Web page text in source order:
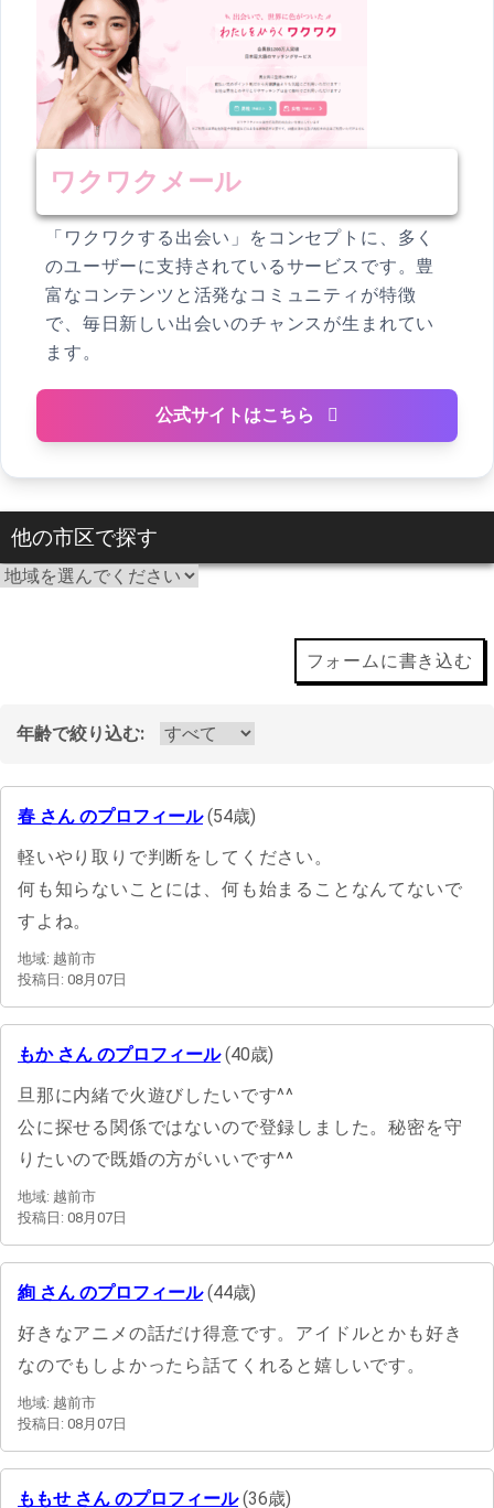
ワクワクメール
「ワクワクする出会い」をコンセプトに、多く
のユーザーに支持されているサービスです。豊
富なコンテンツと活発なコミュニティが特徴
で、毎日新しい出会いのチャンスが生まれてい
ます。
公式サイトはこちら
他の市区で探す
フォームに書き込む
年齢で絞り込む:
春 さん のプロフィール(54歳)
軽いやり取りで判断をしてください。
何も知らないことには、何も始まることなんてないで
すよね。
地域: 越前市
投稿日: 08月07日
もか さん のプロフィール(40歳)
旦那に内緒で火遊びしたいです^^
公に探せる関係ではないので登録しました。秘密を守
りたいので既婚の方がいいです^^
地域: 越前市
投稿日: 08月07日
絢 さん のプロフィール(44歳)
好きなアニメの話だけ得意です。アイドルとかも好き
なのでもしよかったら話てくれると嬉しいです。
地域: 越前市
投稿日: 08月07日
ももせ さん のプロフィール(36歳)